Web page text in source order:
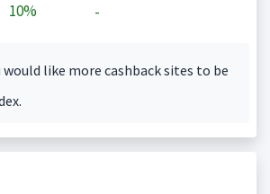
10% -
would like more cashback sites to be